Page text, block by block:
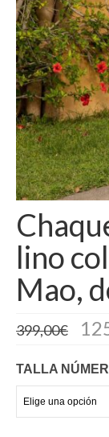
Capas
Corpiños
lino
Mao,
399,00€
TALLA